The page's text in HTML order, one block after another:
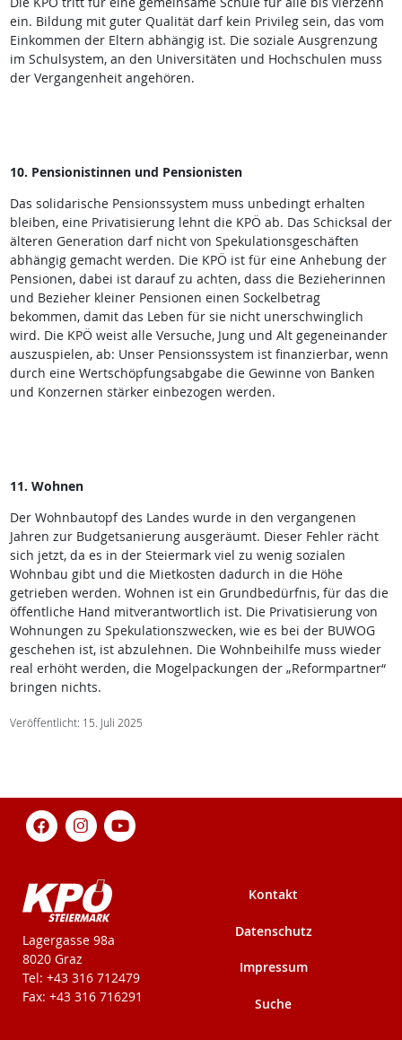
ein. Bildung mit guter Qualität darf kein Privileg sein, das vom
Einkommen der Eltern abhängig ist. Die soziale Ausgrenzung
im Schulsystem, an den Universitäten und Hochschulen muss
der Vergangenheit angehören.
10. Pensionistinnen und Pensionisten
Das solidarische Pensionssystem muss unbedingt erhalten
bleiben, eine Privatisierung lehnt die KPÖ ab. Das Schicksal der
älteren Generation darf nicht von Spekulationsgeschäften
abhängig gemacht werden. Die KPÖ ist für eine Anhebung der
Pensionen, dabei ist darauf zu achten, dass die Bezieherinnen
und Bezieher kleiner Pensionen einen Sockelbetrag
bekommen, damit das Leben für sie nicht unerschwinglich
wird. Die KPÖ weist alle Versuche, Jung und Alt gegeneinander
auszuspielen, ab: Unser Pensionssystem ist finanzierbar, wenn
durch eine Wertschöpfungsabgabe die Gewinne von Banken
und Konzernen stärker einbezogen werden.
11. Wohnen
Der Wohnbautopf des Landes wurde in den vergangenen
Jahren zur Budgetsanierung ausgeräumt. Dieser Fehler rächt
sich jetzt, da es in der Steiermark viel zu wenig sozialen
Wohnbau gibt und die Mietkosten dadurch in die Höhe
getrieben werden. Wohnen ist ein Grundbedürfnis, für das die
öffentliche Hand mitverantwortlich ist. Die Privatisierung von
Wohnungen zu Spekulationszwecken, wie es bei der BUWOG
geschehen ist, ist abzulehnen. Die Wohnbeihilfe muss wieder
real erhöht werden, die Mogelpackungen der „Reformpartner“
bringen nichts.
Veröffentlicht: 15. Juli 2025
KPÖ-Steiermark
Lagergasse 98a
8020 Graz
Tel: +43 316 712479
Fax: +43 316 716291
Kontakt
Datenschutz
Impressum
Suche